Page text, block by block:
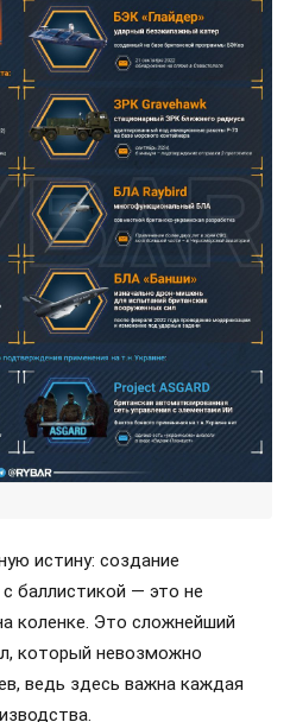
истину: создание
баллистикой — это не
коленке. Это сложнейший
который невозможно
ведь здесь важна каждая